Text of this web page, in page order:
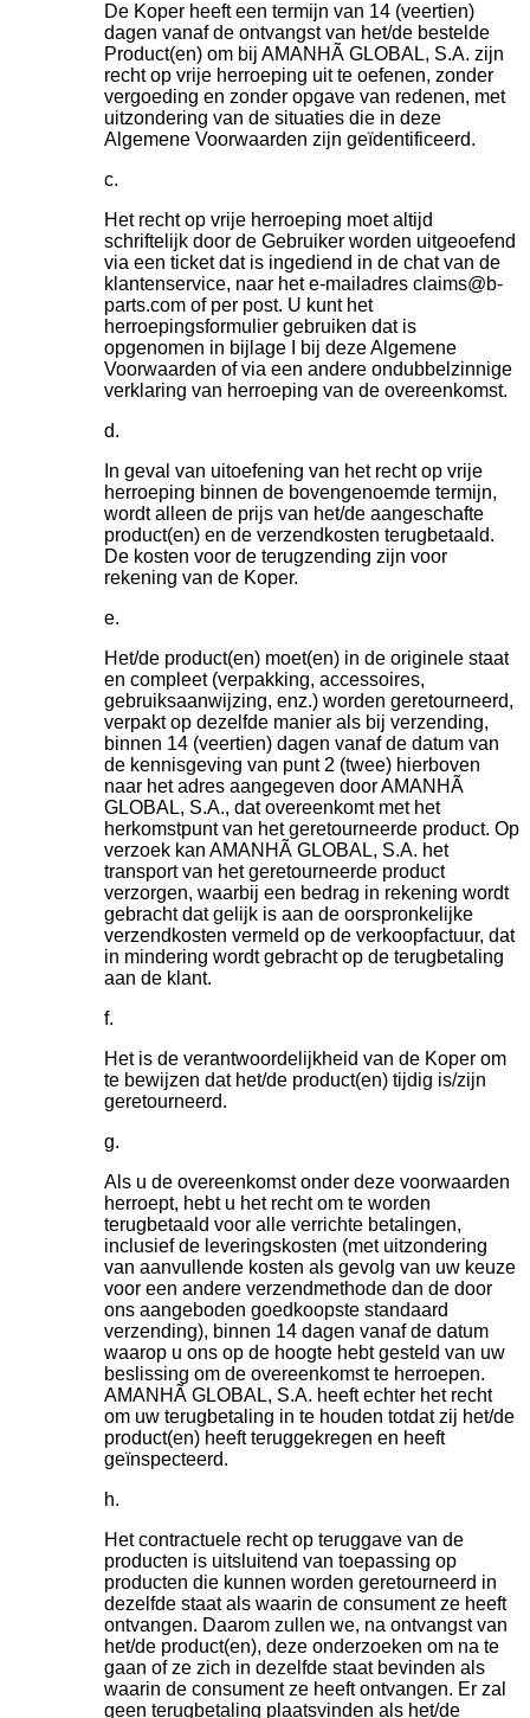
De Koper heeft een termijn van 14 (veertien)
dagen vanaf de ontvangst van het/de bestelde
Product(en) om bij AMANHÃ GLOBAL, S.A. zijn
recht op vrije herroeping uit te oefenen, zonder
vergoeding en zonder opgave van redenen, met
uitzondering van de situaties die in deze
Algemene Voorwaarden zijn geïdentificeerd.
Het recht op vrije herroeping moet altijd
schriftelijk door de Gebruiker worden uitgeoefend
via een ticket dat is ingediend in de chat van de
klantenservice, naar het e-mailadres claims@b-
parts.com of per post. U kunt het
herroepingsformulier gebruiken dat is
opgenomen in bijlage I bij deze Algemene
Voorwaarden of via een andere ondubbelzinnige
verklaring van herroeping van de overeenkomst.
In geval van uitoefening van het recht op vrije
herroeping binnen de bovengenoemde termijn,
wordt alleen de prijs van het/de aangeschafte
product(en) en de verzendkosten terugbetaald.
De kosten voor de terugzending zijn voor
rekening van de Koper.
Het/de product(en) moet(en) in de originele staat
en compleet (verpakking, accessoires,
gebruiksaanwijzing, enz.) worden geretourneerd,
verpakt op dezelfde manier als bij verzending,
binnen 14 (veertien) dagen vanaf de datum van
de kennisgeving van punt 2 (twee) hierboven
naar het adres aangegeven door AMANHÃ
GLOBAL, S.A., dat overeenkomt met het
herkomstpunt van het geretourneerde product. Op
verzoek kan AMANHÃ GLOBAL, S.A. het
transport van het geretourneerde product
verzorgen, waarbij een bedrag in rekening wordt
gebracht dat gelijk is aan de oorspronkelijke
verzendkosten vermeld op de verkoopfactuur, dat
in mindering wordt gebracht op de terugbetaling
aan de klant.
Het is de verantwoordelijkheid van de Koper om
te bewijzen dat het/de product(en) tijdig is/zijn
geretourneerd.
Als u de overeenkomst onder deze voorwaarden
herroept, hebt u het recht om te worden
terugbetaald voor alle verrichte betalingen,
inclusief de leveringskosten (met uitzondering
van aanvullende kosten als gevolg van uw keuze
voor een andere verzendmethode dan de door
ons aangeboden goedkoopste standaard
verzending), binnen 14 dagen vanaf de datum
waarop u ons op de hoogte hebt gesteld van uw
beslissing om de overeenkomst te herroepen.
AMANHÃ GLOBAL, S.A. heeft echter het recht
om uw terugbetaling in te houden totdat zij het/de
product(en) heeft teruggekregen en heeft
geïnspecteerd.
Het contractuele recht op teruggave van de
producten is uitsluitend van toepassing op
producten die kunnen worden geretourneerd in
dezelfde staat als waarin de consument ze heeft
ontvangen. Daarom zullen we, na ontvangst van
het/de product(en), deze onderzoeken om na te
gaan of ze zich in dezelfde staat bevinden als
waarin de consument ze heeft ontvangen. Er zal
geen terugbetaling plaatsvinden als het/de